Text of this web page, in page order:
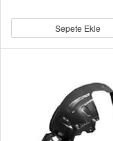
Sepete Ekle